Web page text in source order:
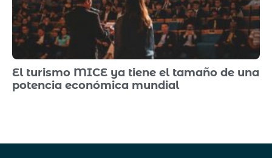
El turismo MICE ya tiene el tamaño de una
potencia económica mundial